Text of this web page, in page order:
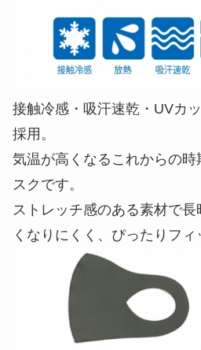
接触冷感・吸汗速乾・UVカ
採用。
気温が高くなるこれからの
スクです。
ストレッチ感のある素材で
くなりにくく、ぴったりフィ